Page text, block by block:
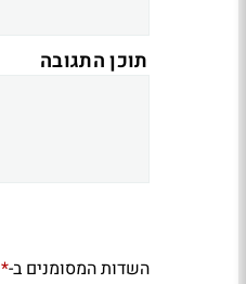
תוכן התגובה
השדות המסומנים ב-*